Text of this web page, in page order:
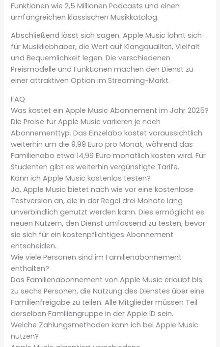
Funktionen wie 2,5 Millionen Podcasts und einen
umfangreichen klassischen Musikkatalog.
Abschließend lässt sich sagen: Apple Music lohnt sich
für Musikliebhaber, die Wert auf Klangqualität, Vielfalt
und Bequemlichkeit legen. Die verschiedenen
Preismodelle und Funktionen machen den Dienst zu
einer attraktiven Option im Streaming-Markt.
FAQ
Was kostet ein Apple Music Abonnement im Jahr 2025?
Die Preise für Apple Music variieren je nach
Abonnementtyp. Das Einzelabo kostet voraussichtlich
weiterhin um die 9,99 Euro pro Monat, während das
Familienabo etwa 14,99 Euro monatlich kosten wird. Für
Studenten gibt es weiterhin vergünstigte Tarife.
Kann ich Apple Music kostenlos testen?
Ja, Apple Music bietet nach wie vor eine kostenlose
Testversion an, die in der Regel drei Monate lang
unverbindlich genutzt werden kann. Dies ermöglicht es
neuen Nutzern, den Dienst umfassend zu testen, bevor
sie sich für ein kostenpflichtiges Abonnement
entscheiden.
Wie viele Personen sind im Familienabonnement
enthalten?
Das Familienabonnement von Apple Music erlaubt bis
zu sechs Personen, die Nutzung des Dienstes über eine
Familienfreigabe zu teilen. Alle Mitglieder müssen Teil
derselben Familiengruppe in der Apple ID sein.
Welche Zahlungsmethoden kann ich bei Apple Music
nutzen?